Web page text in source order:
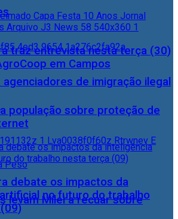
agenciadores de imigração ilegal
levam Milei a recuar sobre
traz entrevista nesta terça (30)
em Campos
população sobre proteção de
debate os impactos da
no futuro do trabalho